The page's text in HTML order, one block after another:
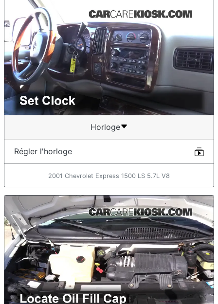
Horloge
Régler l'horloge
2001 Chevrolet Express 1500 LS 5.7L V8